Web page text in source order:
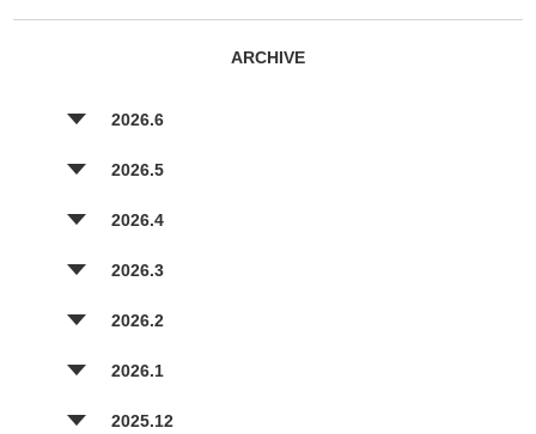
ARCHIVE
2026.6
2026.5
2026.4
2026.3
2026.2
2026.1
2025.12